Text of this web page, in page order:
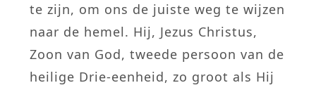
te zijn, om ons de juiste weg te wijzen
naar de hemel. Hij, Jezus Christus,
Zoon van God, tweede persoon van de
heilige Drie-eenheid, zo groot als Hij